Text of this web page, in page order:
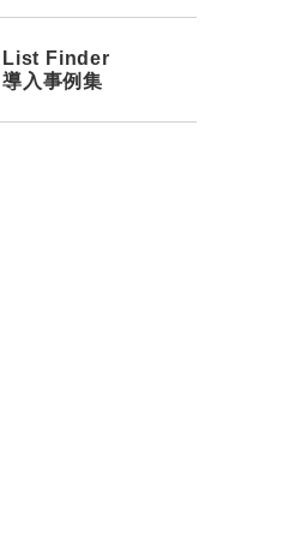
List Finder
導入事例集